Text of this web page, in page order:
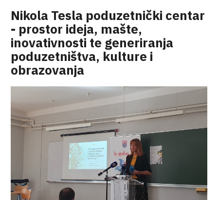
Nikola Tesla poduzetnički centar
- prostor ideja, mašte,
inovativnosti te generiranja
poduzetništva, kulture i
obrazovanja